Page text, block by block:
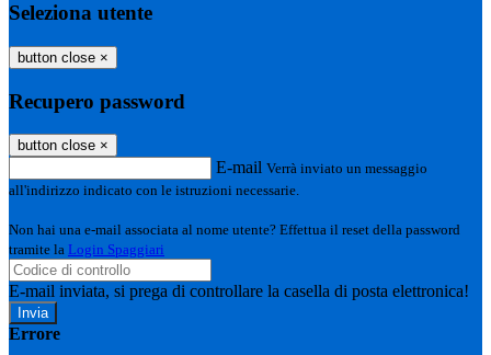
Seleziona utente
button close ×
Recupero password
button close ×
E-mail Verrà inviato un messaggio
all'indirizzo indicato con le istruzioni necessarie.
Non hai una e-mail associata al nome utente? Effettua il reset della password
tramite la Login Spaggiari
E-mail inviata, si prega di controllare la casella di posta elettronica!
Errore